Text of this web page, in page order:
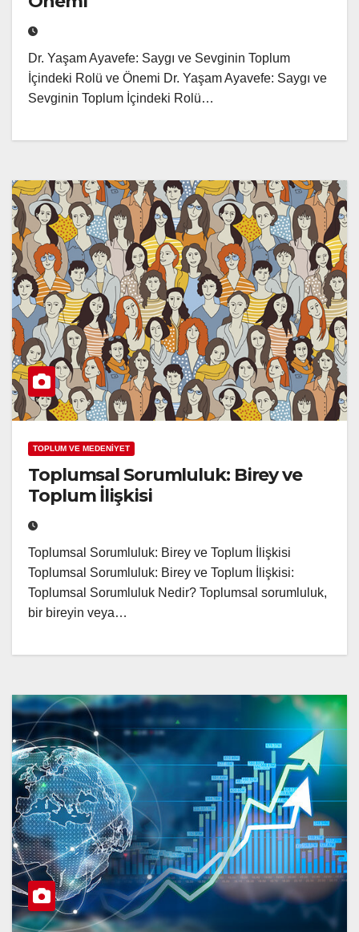
Dr. Yaşam Ayavefe: Saygı ve Sevginin Toplum
İçindeki Rolü ve Önemi Dr. Yaşam Ayavefe: Saygı ve
Sevginin Toplum İçindeki Rolü…
TOPLUM VE MEDENİYET
Toplumsal Sorumluluk: Birey ve
Toplum İlişkisi
Toplumsal Sorumluluk: Birey ve Toplum İlişkisi
Toplumsal Sorumluluk: Birey ve Toplum İlişkisi:
Toplumsal Sorumluluk Nedir? Toplumsal sorumluluk,
bir bireyin veya…